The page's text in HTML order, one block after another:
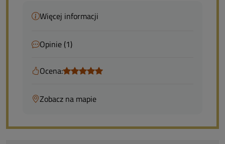
Więcej informacji
Opinie (1)
Ocena:
Zobacz na mapie